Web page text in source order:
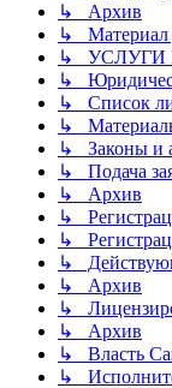
↳ Архив
↳ Материал
↳ УСЛУГИ
↳
↳ Список
↳
↳ Законы и
↳ Подача
↳ Архив
↳
↳
↳
↳ Архив
↳
↳ Архив
↳ Власть
↳